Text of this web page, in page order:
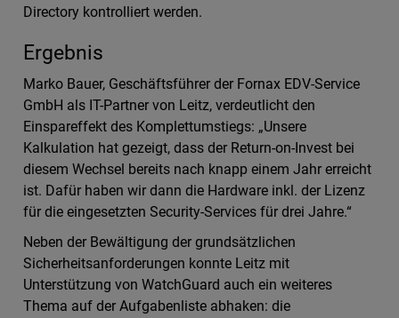
Directory kontrolliert werden.
Ergebnis
Marko Bauer, Geschäftsführer der Fornax EDV-Service
GmbH als IT-Partner von Leitz, verdeutlicht den
Einspareffekt des Komplettumstiegs: „Unsere
Kalkulation hat gezeigt, dass der Return-on-Invest bei
diesem Wechsel bereits nach knapp einem Jahr erreicht
ist. Dafür haben wir dann die Hardware inkl. der Lizenz
für die eingesetzten Security-Services für drei Jahre.“
Neben der Bewältigung der grundsätzlichen
Sicherheitsanforderungen konnte Leitz mit
Unterstützung von WatchGuard auch ein weiteres
Thema auf der Aufgabenliste abhaken: die